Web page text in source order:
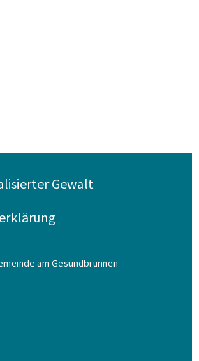
Gewalt
am Gesundbrunnen